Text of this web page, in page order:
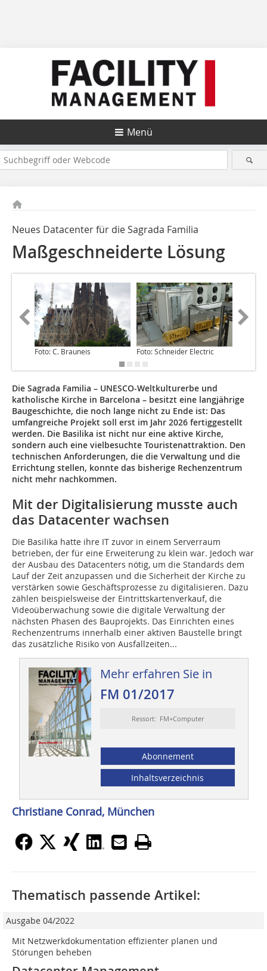
Menü
Neues Datacenter für die Sagrada Familia
Maßgeschneiderte Lösung
Foto: C. Brauneis Foto: Schneider Electric
Die Sagrada Familia – UNESCO-Weltkulturerbe und
katholische Kirche in Barcelona – besitzt eine langjährige
Baugeschichte, die noch lange nicht zu Ende ist: Das
umfangreiche Projekt soll erst im Jahr 2026 fertiggestellt
werden. Die Basilika ist nicht nur eine aktive Kirche,
sondern auch eine vielbesuchte Touristenattraktion. Den
technischen Anforderungen, die die Verwaltung und die
Errichtung stellen, konnte das bisherige Rechenzentrum
nicht mehr nachkommen.
Mit der Digitalisierung musste auch
das Datacenter wachsen
Die Basilika hatte ihre IT zuvor in einem Serverraum
betrieben, der für eine Erweiterung zu klein war. Jedoch war
der Ausbau des Datacenters nötig, um die Standards dem
Lauf der Zeit anzupassen und die Sicherheit der Kirche zu
verstärken sowie Geschäftsprozesse zu digitalisieren. Dazu
zählen beispielsweise der Eintrittskartenverkauf, die
Videoüberwachung sowie die digitale Verwaltung der
nächsten Phasen des Bauprojekts. Das Einrichten eines
Rechenzentrums innerhalb einer aktiven Baustelle bringt
das zusätzliche Risiko von Ausfallzeiten...
Mehr erfahren Sie in
FM 01/2017
Ressort: FM+Computer
Abonnement
Inhaltsverzeichnis
Christiane Conrad, München
Thematisch passende Artikel:
Ausgabe 04/2022
Mit Netzwerkdokumentation effizienter planen und
Störungen beheben